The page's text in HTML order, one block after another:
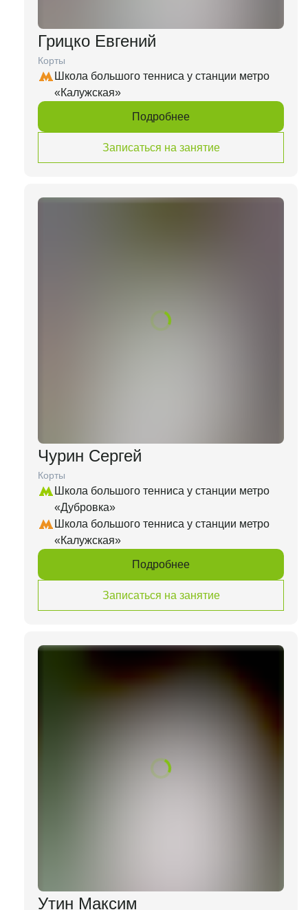
Грицко Евгений
Корты
Школа большого тенниса у станции метро
«Калужская»
Подробнее
Записаться на занятие
Чурин Сергей
Корты
Школа большого тенниса у станции метро
«Дубровка»
Школа большого тенниса у станции метро
«Калужская»
Подробнее
Записаться на занятие
Утин Максим